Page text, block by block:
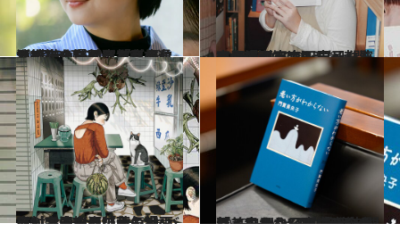
2025.4.11
【続きを読む】「どうして彼らの名前は教科書に出てこないのだろう」台湾出身の漫画家・高妍が‟煮え切らない恋“を通じて描きたかったもの
カルチャー 2024.5.29
古屋兎丸、森田童子、濱口竜介…… カルチャーをdigる宝物のような時間 高妍（イラストレーター・漫画家）
コミック ＆ エッセイ
2024.3.15
〈村上春樹の装画も担当〉台湾出身の人気漫画家が案内する「私の地元」エモい河川敷、“ヤバいレコード屋”…
旅＆お出かけ 2025.4.3
「とにかく日本は家族主義」“一人っ子、配偶者なし、子なし”の文筆家・門賀美央子さんが「どう老いるべきか」に向き合わざるをえない理由
ライフスタイル